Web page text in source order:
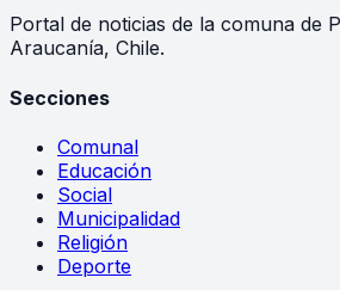
Portal de noticias de la comuna de
Araucanía, Chile.
Secciones
Comunal
Educación
Social
Municipalidad
Religión
Deporte